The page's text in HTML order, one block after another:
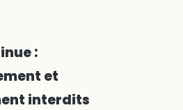
:
et
interdits